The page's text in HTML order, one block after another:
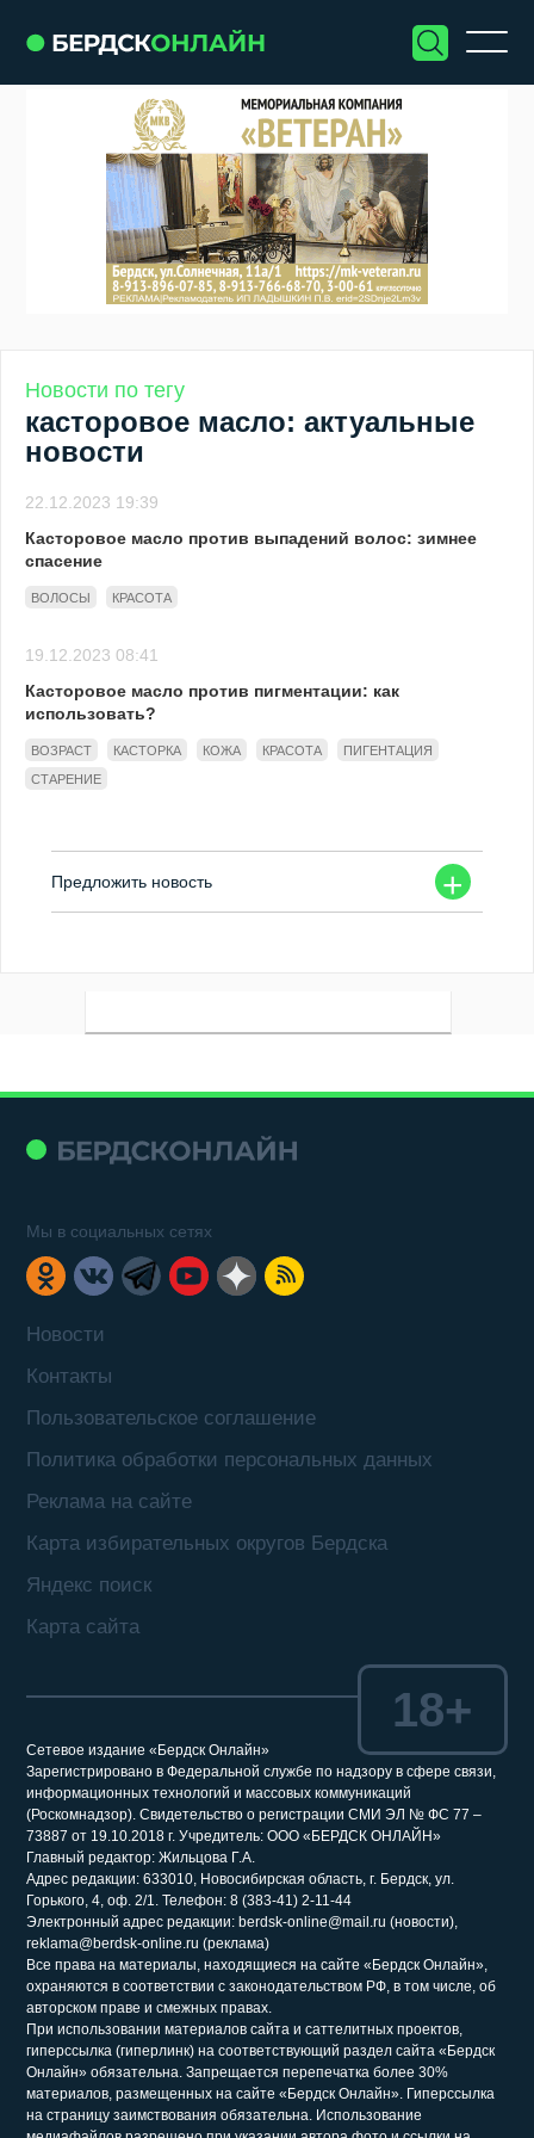
Новости по тегу
касторовое масло: актуальные
новости
22.12.2023 19:39
Касторовое масло против выпадений волос: зимнее
спасение
ВОЛОСЫ КРАСОТА
19.12.2023 08:41
Касторовое масло против пигментации: как
использовать?
ВОЗРАСТ КАСТОРКА КОЖА КРАСОТА
ПИГЕНТАЦИЯ
СТАРЕНИЕ
+
Предложить новость
Новости
Контакты
Пользовательское соглашение
Политика обработки персональных данных
Реклама на сайте
Карта избирательных округов Бердска
Яндекс поиск
Карта сайта
Мы в социальных сетях
Сетевое издание «Бердск Онлайн»
Зарегистрировано в Федеральной службе по надзору в сфере связи,
информационных технологий и массовых коммуникаций
(Роскомнадзор). Свидетельство о регистрации СМИ ЭЛ № ФС 77 –
73887 от 19.10.2018 г. Учредитель: ООО «БЕРДСК ОНЛАЙН»
Главный редактор: Жильцова Г.А.
Адрес редакции: 633010, Новосибирская область, г. Бердск, ул.
Горького, 4, оф. 2/1. Телефон: 8 (383-41) 2-11-44
Электронный адрес редакции: berdsk-online@mail.ru (новости),
reklama@berdsk-online.ru (реклама)
Все права на материалы, находящиеся на сайте «Бердск Онлайн»,
охраняются в соответствии с законодательством РФ, в том числе, об
авторском праве и смежных правах.
При использовании материалов сайта и саттелитных проектов,
гиперссылка (гиперлинк) на соответствующий раздел сайта «Бердск
Онлайн» обязательна. Запрещается перепечатка более 30%
материалов, размещенных на сайте «Бердск Онлайн». Гиперссылка
на страницу заимствования обязательна. Использование
18+